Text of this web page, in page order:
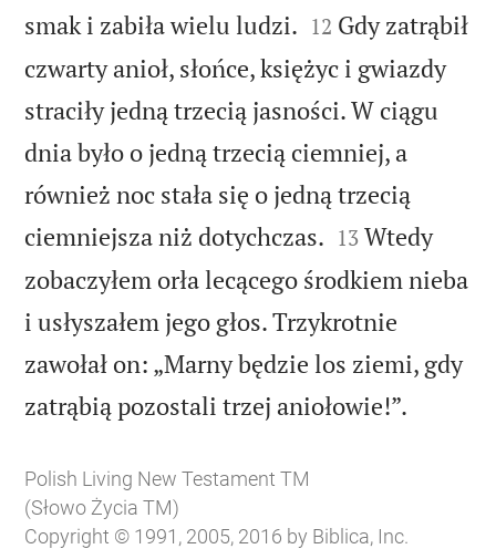
smak i zabiła wielu ludzi. 

12 Gdy zatrąbił
czwarty anioł, słońce, księżyc i gwiazdy
straciły jedną trzecią jasności. W ciągu
dnia było o jedną trzecią ciemniej, a
również noc stała się o jedną trzecią
ciemniejsza niż dotychczas. 

13 Wtedy
zobaczyłem orła lecącego środkiem nieba
i usłyszałem jego głos. Trzykrotnie
zawołał on: „Marny będzie los ziemi, gdy
zatrąbią pozostali trzej aniołowie!”.
Polish Living New Testament TM
(Słowo Życia TM)
Copyright © 1991, 2005, 2016 by Biblica, Inc.